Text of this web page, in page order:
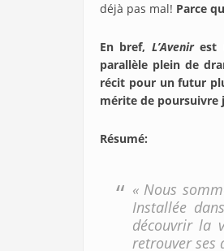
déjà pas mal! Parce
En bref, L’Avenirest
parallèle plein de
récit pour un futur
mérite de poursuivre
Résumé:
« Nous
Installée
découvrir la
retrouver ses